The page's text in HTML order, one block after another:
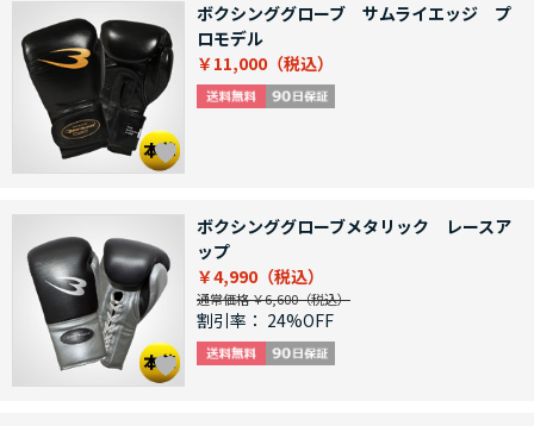
ボクシンググローブ サムライエッジ プ
ロモデル
￥11,000
ボクシンググローブメタリック レースア
ップ
￥4,990
通常価格 ￥6,600
割引率： 24%OFF